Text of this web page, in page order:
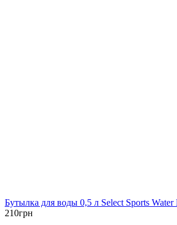
Бутылка для воды 0,5 л Select Sports
210грн